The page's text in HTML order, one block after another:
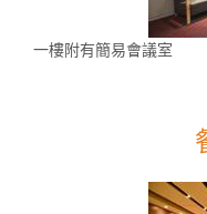
一樓附有簡易會議室